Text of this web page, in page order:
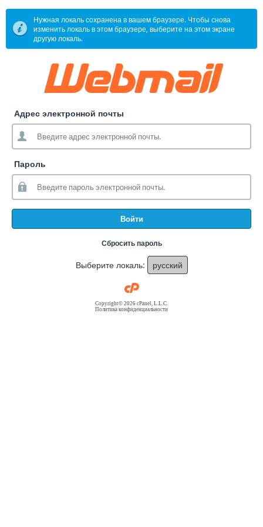
Нужная локаль сохранена в вашем браузере. Чтобы снова
изменить локаль в этом браузере, выберите на этом экране
другую локаль.
Адрес электронной почты
Пароль
Войти
Сбросить пароль
Выберите локаль: русский
Copyright© 2026 cPanel, L.L.C.
Политика конфиденциальности